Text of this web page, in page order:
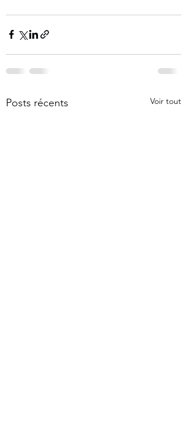
Posts récents Voir tout